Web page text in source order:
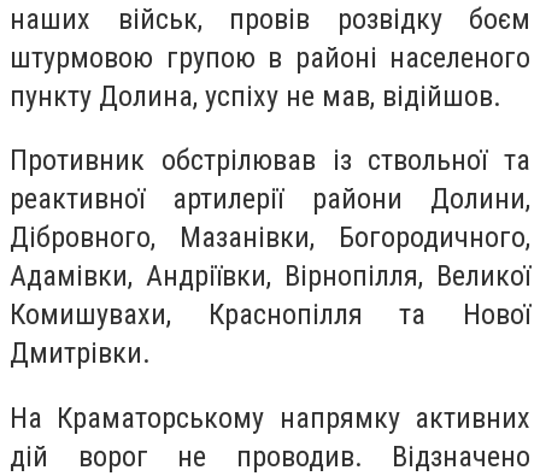
наших військ, провів розвідку боєм
штурмовою групою в районі населеного
пункту Долина, успіху не мав, відійшов.
Противник обстрілював із ствольної та
реактивної артилерії райони Долини,
Дібровного, Мазанівки, Богородичного,
Адамівки, Андріївки, Вірнопілля, Великої
Комишувахи, Краснопілля та Нової
Дмитрівки.
На Краматорському напрямку активних
дій ворог не проводив. Відзначено